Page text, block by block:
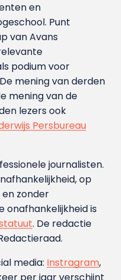
en
Punt
van Avans
podium voor
mening van derden
mening van de
lezers ook
Persbureau
journalisten.
op
en zonder
onafhankelijkheid is
. De redactie
media: Instragram,